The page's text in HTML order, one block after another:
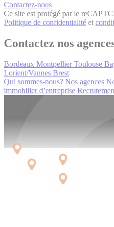
Contactez-nous
Ce site est protégé par le
Politique de confidentialité et
Contactez nos
Bordeaux Montpellier Toulouse
Lorient/Vannes Brest
Qui sommes-nous? Nos agences
immobilier d’entreprise